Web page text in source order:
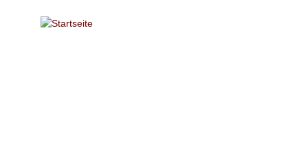
Direkt zum Inhalt